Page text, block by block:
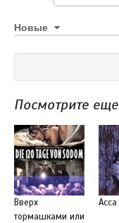
Новые
Посмотрите еще
Вверх
тормашками или
Асса